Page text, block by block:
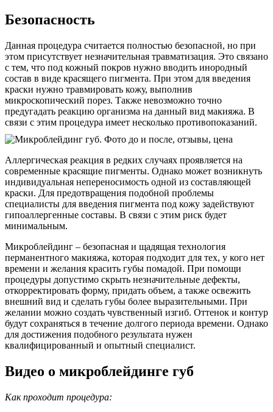
Безопасность
Данная процедура считается полностью безопасной, но при
этом присутствует незначительная травматизация. Это связано
с тем, что под кожный покров нужно вводить инородный
состав в виде красящего пигмента. При этом для введения
краски нужно травмировать кожу, выполнив
микроскопический порез. Также невозможно точно
предугадать реакцию организма на данный вид макияжа. В
связи с этим процедура имеет несколько противопоказаний.
Аллергическая реакция в редких случаях проявляется на
современные красящие пигменты. Однако может возникнуть
индивидуальная непереносимость одной из составляющей
краски. Для предотвращения подобной проблемы
специалисты для введения пигмента под кожу задействуют
гипоаллергенные составы. В связи с этим риск будет
минимальным.
Микроблейдинг – безопасная и щадящая технология
перманентного макияжа, которая подходит для тех, у кого нет
времени и желания красить губы помадой. При помощи
процедуры допустимо скрыть незначительные дефекты,
откорректировать форму, придать объем, а также освежить
внешний вид и сделать губы более выразительными. При
желании можно создать чувственный изгиб. Оттенок и контур
будут сохраняться в течение долгого периода времени. Однако
для достижения подобного результата нужен
квалифицированный и опытный специалист.
Видео о микроблейдинге губ
Как проходит процедура: